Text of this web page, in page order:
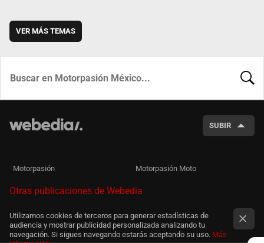
VER MÁS TEMAS
SUBIR
Motorpasión Motorpasión Moto
Otras publicaciones de Webedia
Utilizamos cookies de terceros para generar estadísticas de
audiencia y mostrar publicidad personalizada analizando tu
navegación. Si sigues navegando estarás aceptando su uso. Más